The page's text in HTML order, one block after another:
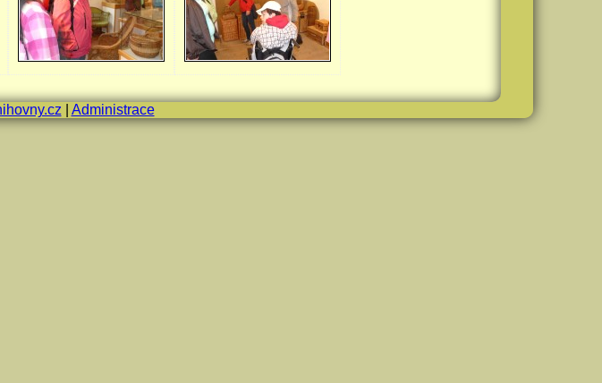
Administrace